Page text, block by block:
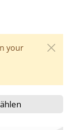
your